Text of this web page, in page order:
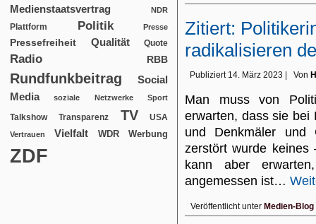
Medienstaatsvertrag NDR
Plattform Politik Presse
Pressefreiheit Qualität Quote
Radio RBB
Rundfunkbeitrag
Social
Media
soziale Netzwerke Sport
Talkshow Transparenz TV USA
Vertrauen Vielfalt WDR Werbung
ZDF
Zitiert:
radikalisieren
Publiziert 14. März 2023 Von
Man muss von
erwarten, dass sie bei
und Denkmäler und
zerstört wurde keines
kann aber
angemessen ist…
Veröffentlicht unter Medien-Blog